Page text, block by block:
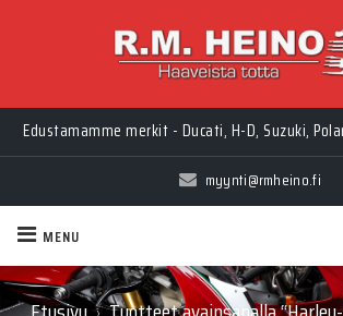
Edustamamme merkit - Ducati, H-D, Suzuki,
myynti@rmheino.fi
MENU